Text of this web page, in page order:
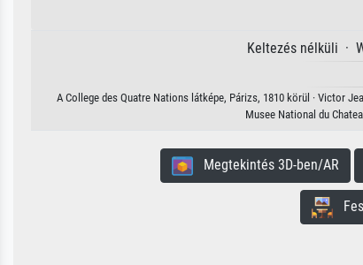
Keltezés nélküli ·
A College des Quatre Nations látképe, Párizs, 1810 körül · Victor
Musee National du
Megtekintés 3D-ben/AR